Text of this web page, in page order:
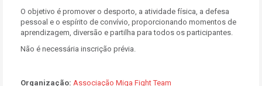
O objetivo é promover o desporto, a atividade física, a defesa
pessoal e o espírito de convívio, proporcionando momentos de
aprendizagem, diversão e partilha para todos os participantes.
Não é necessária inscrição prévia.
Organização: Associação Miga Fight Team